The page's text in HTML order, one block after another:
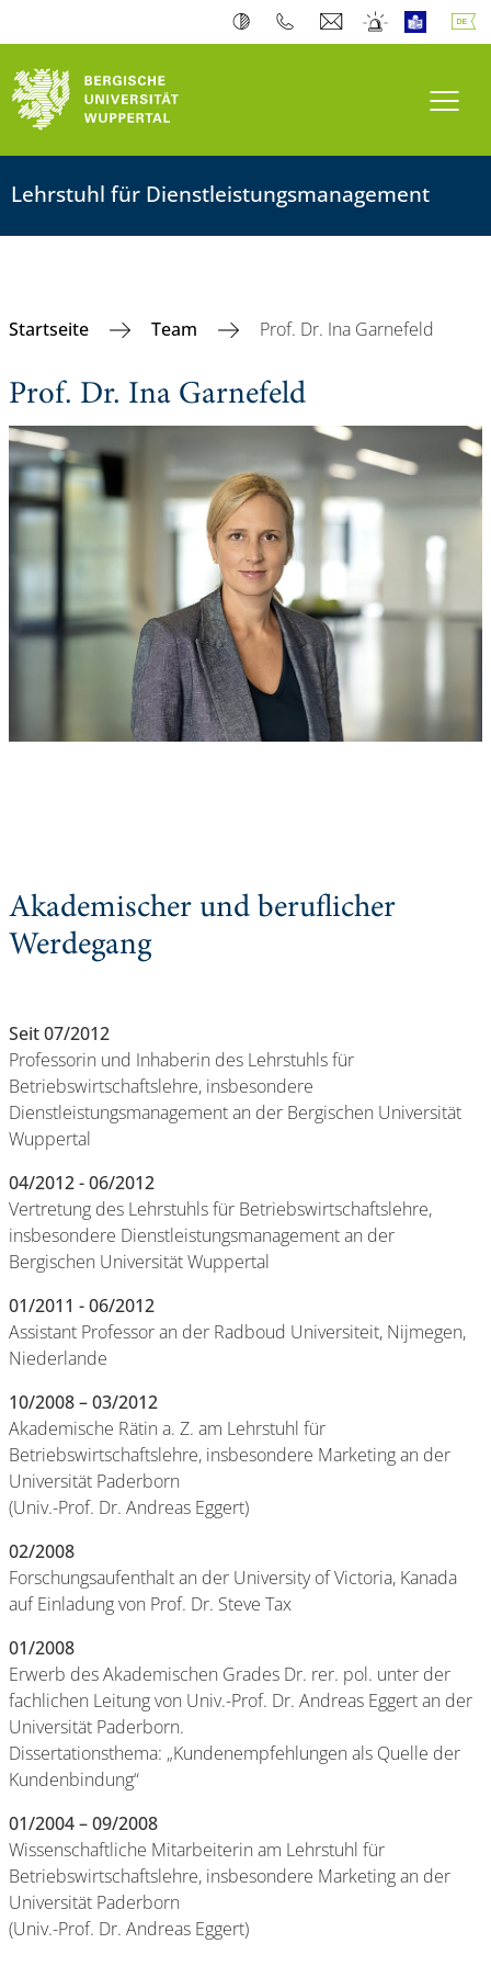
Lehrstuhl für Dienstleistungsmanagement
Startseite Team Prof. Dr. Ina Garnefeld
Prof. Dr. Ina Garnefeld
Akademischer und beruflicher
Werdegang
Seit 07/2012
Professorin und Inhaberin des Lehrstuhls für
Betriebswirtschaftslehre, insbesondere
Dienstleistungsmanagement an der Bergischen Universität
Wuppertal
04/2012 -06/2012
Vertretung des Lehrstuhls für Betriebswirtschaftslehre,
insbesondere Dienstleistungsmanagement an der
Bergischen Universität Wuppertal
01/2011 - 06/2012
Assistant Professor an der Radboud Universiteit, Nijmegen,
Niederlande
10/2008 – 03/2012
Akademische Rätin a. Z. am Lehrstuhl für
Betriebswirtschaftslehre, insbesondere Marketing an der
Universität Paderborn
(Univ.-Prof. Dr. Andreas Eggert)
02/2008
Forschungsaufenthalt an der University of Victoria, Kanada
auf Einladung von Prof. Dr. Steve Tax
01/2008
Erwerb des Akademischen Grades Dr. rer. pol. unter der
fachlichen Leitung von Univ.-Prof. Dr. Andreas Eggert an der
Universität Paderborn.
Dissertationsthema: „Kundenempfehlungen als Quelle der
Kundenbindung“
01/2004 – 09/2008
Wissenschaftliche Mitarbeiterin am Lehrstuhl für
Betriebswirtschaftslehre, insbesondere Marketing an der
Universität Paderborn
(Univ.-Prof. Dr. Andreas Eggert)